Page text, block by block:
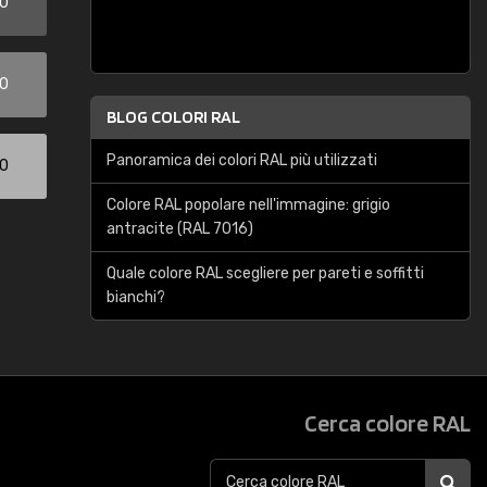
BLOG COLORI RAL
Panoramica dei colori RAL più utilizzati
Colore RAL popolare nell'immagine: grigio
antracite (RAL 7016)
Quale colore RAL scegliere per pareti e soffitti
bianchi?
Cerca colore RAL